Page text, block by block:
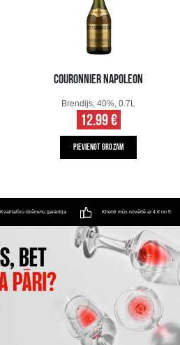
COURONNIER NAPOLEON
Brendijs, 40%, 0.7L
12.99 €
PIEVIENOT GROZAM
Kvalitatīvu dzērienu garantija Klienti mūs novērtē ar 4.6 no 5